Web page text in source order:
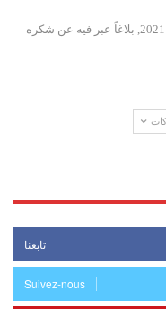
أصدر النادي الصفاقسي، اليوم الأربعاء 7 جويلية 2021, بلاغاً عبر فيه عن شكره
تابعنا
Suivez-nous